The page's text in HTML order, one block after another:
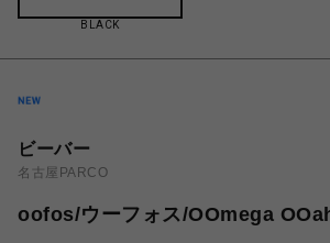
BLACK
ビーバー
名古屋PARCO
oofos/ウーフォス/OOmega